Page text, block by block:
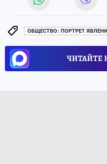
ОБЩЕСТВО: ПОРТРЕТ
ЧИТАЙТЕ